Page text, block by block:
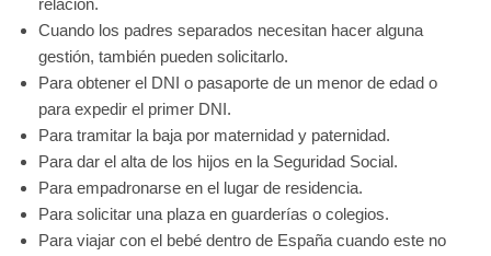
relación.
Cuando los padres separados necesitan hacer alguna
gestión, también pueden solicitarlo.
Para obtener el DNI o pasaporte de un menor de edad o
para expedir el primer DNI.
Para tramitar la baja por maternidad y paternidad.
Para dar el alta de los hijos en la Seguridad Social.
Para empadronarse en el lugar de residencia.
Para solicitar una plaza en guarderías o colegios.
Para viajar con el bebé dentro de España cuando este no